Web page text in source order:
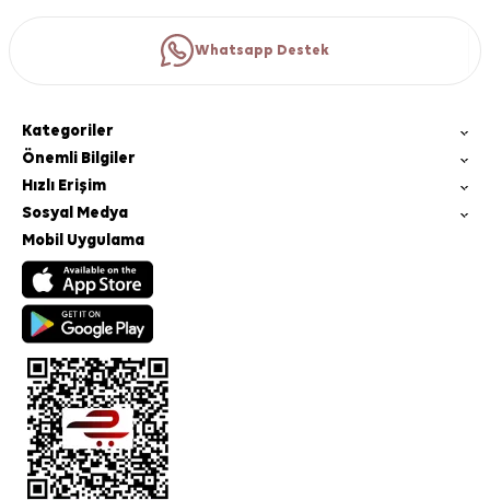
Whatsapp Destek
Kategoriler
Önemli Bilgiler
Hızlı Erişim
Sosyal Medya
Mobil Uygulama